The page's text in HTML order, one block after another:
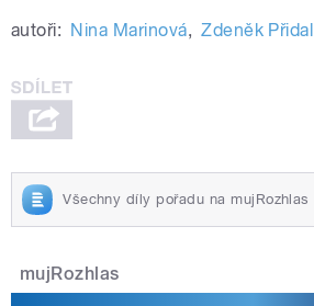
autoři: Nina Marinová, Zdeněk Přidal
Všechny díly pořadu na mujRozhlas
mujRozhlas